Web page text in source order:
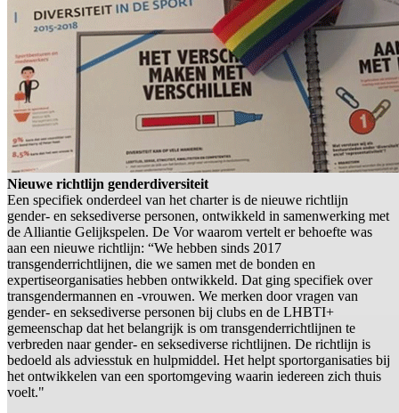
Nieuwe richtlijn genderdiversiteit
Een specifiek onderdeel van het charter is de nieuwe richtlijn
gender- en seksediverse personen, ontwikkeld in samenwerking met
de Alliantie Gelijkspelen. De Vor waarom vertelt er behoefte was
aan een nieuwe richtlijn: “We hebben sinds 2017
transgenderrichtlijnen, die we samen met de bonden en
expertiseorganisaties hebben ontwikkeld. Dat ging specifiek over
transgendermannen en -vrouwen. We merken door vragen van
gender- en seksediverse personen bij clubs en de LHBTI+
gemeenschap dat het belangrijk is om transgenderrichtlijnen te
verbreden naar gender- en seksediverse richtlijnen. De richtlijn is
bedoeld als adviesstuk en hulpmiddel. Het helpt sportorganisaties bij
het ontwikkelen van een sportomgeving waarin iedereen zich thuis
voelt."